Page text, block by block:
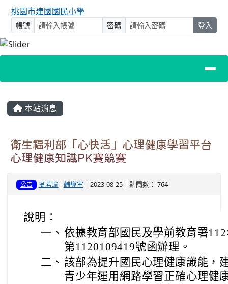
桃園市建國國民小學
帳號 密碼 登入
主內容區域
本站消息
衛生福利部「心快活」心理健康學習平台
心理健康知識PK賽競賽
公告 吳若瑜-輔導室 | 2023-08-25 | 點閱數： 764
說明：
一、 依據教育部國民及學前教育署
第1120109419號函辦理。
二、 該部為提升國民心理健康識能，
青少年運用網路學習正確心理健